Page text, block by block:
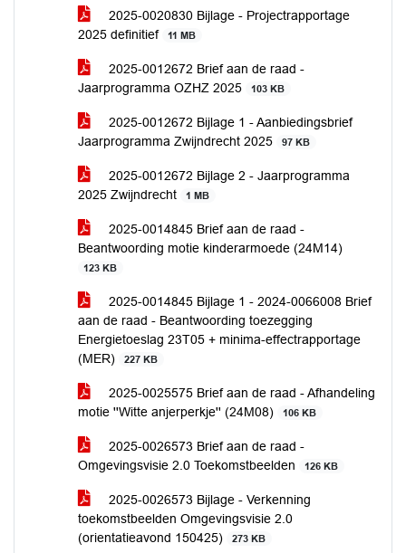
2025-0020830 Bijlage - Projectrapportage
2025 definitief
11 MB
2025-0012672 Brief aan de raad -
Jaarprogramma OZHZ 2025
103 KB
2025-0012672 Bijlage 1 - Aanbiedingsbrief
Jaarprogramma Zwijndrecht 2025
97 KB
2025-0012672 Bijlage 2 - Jaarprogramma
2025 Zwijndrecht
1 MB
2025-0014845 Brief aan de raad -
Beantwoording motie kinderarmoede (24M14)
123 KB
2025-0014845 Bijlage 1 - 2024-0066008 Brief
aan de raad - Beantwoording toezegging
Energietoeslag 23T05 + minima-effectrapportage
(MER)
227 KB
2025-0025575 Brief aan de raad - Afhandeling
motie ''Witte anjerperkje'' (24M08)
106 KB
2025-0026573 Brief aan de raad -
Omgevingsvisie 2.0 Toekomstbeelden
126 KB
2025-0026573 Bijlage - Verkenning
toekomstbeelden Omgevingsvisie 2.0
(orientatieavond 150425)
273 KB